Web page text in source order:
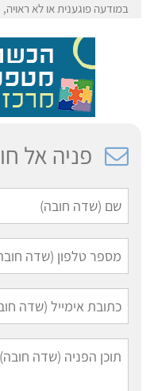
במודעה פוגענית או לא ראויה,
פניה אל